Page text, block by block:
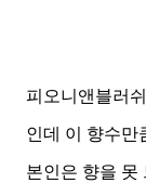
피오니앤블러
인데 이 향수
본인은 향을 못